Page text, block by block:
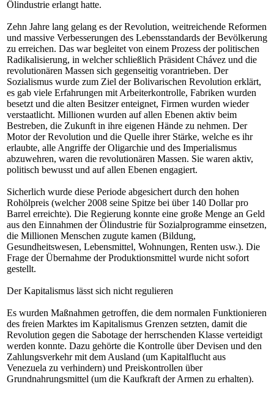
Ölindustrie erlangt hatte.
Zehn Jahre lang gelang es der Revolution, weitreichende Reformen
und massive Verbesserungen des Lebensstandards der Bevölkerung
zu erreichen. Das war begleitet von einem Prozess der politischen
Radikalisierung, in welcher schließlich Präsident Chávez und die
revolutionären Massen sich gegenseitig vorantrieben. Der
Sozialismus wurde zum Ziel der Bolivarischen Revolution erklärt,
es gab viele Erfahrungen mit Arbeiterkontrolle, Fabriken wurden
besetzt und die alten Besitzer enteignet, Firmen wurden wieder
verstaatlicht. Millionen wurden auf allen Ebenen aktiv beim
Bestreben, die Zukunft in ihre eigenen Hände zu nehmen. Der
Motor der Revolution und die Quelle ihrer Stärke, welche es ihr
erlaubte, alle Angriffe der Oligarchie und des Imperialismus
abzuwehren, waren die revolutionären Massen. Sie waren aktiv,
politisch bewusst und auf allen Ebenen engagiert.
Sicherlich wurde diese Periode abgesichert durch den hohen
Rohölpreis (welcher 2008 seine Spitze bei über 140 Dollar pro
Barrel erreichte). Die Regierung konnte eine große Menge an Geld
aus den Einnahmen der Ölindustrie für Sozialprogramme einsetzen,
die Millionen Menschen zugute kamen (Bildung,
Gesundheitswesen, Lebensmittel, Wohnungen, Renten usw.). Die
Frage der Übernahme der Produktionsmittel wurde nicht sofort
gestellt.
Der Kapitalismus lässt sich nicht regulieren
Es wurden Maßnahmen getroffen, die dem normalen Funktionieren
des freien Marktes im Kapitalismus Grenzen setzten, damit die
Revolution gegen die Sabotage der herrschenden Klasse verteidigt
werden konnte. Dazu gehörte die Kontrolle über Devisen und den
Zahlungsverkehr mit dem Ausland (um Kapitalflucht aus
Venezuela zu verhindern) und Preiskontrollen über
Grundnahrungsmittel (um die Kaufkraft der Armen zu erhalten).